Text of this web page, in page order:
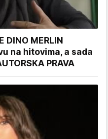
DINO MERLIN
na hitovima, a sada
PRAVA